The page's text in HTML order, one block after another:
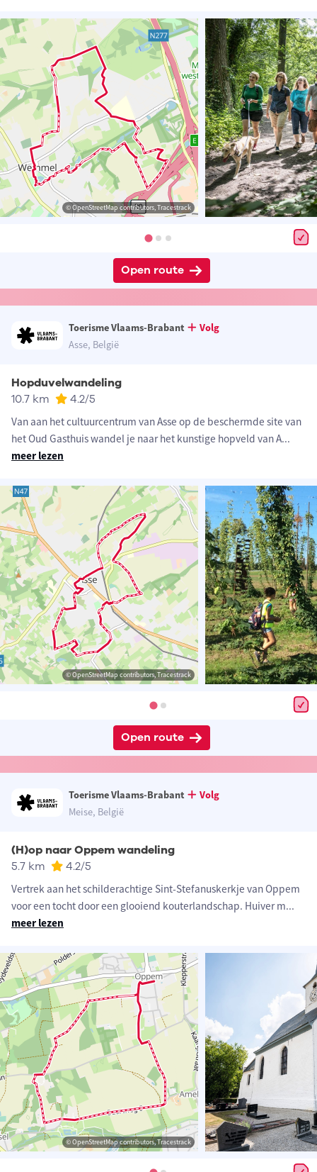
© OpenStreetMap contributors, Tracestrack
Open route
Toerisme Vlaams-Brabant
Volg
Asse, België
Hopduvelwandeling
10.7 km 4.2/5
Van aan het cultuurcentrum van Asse op de beschermde site van
het Oud Gasthuis wandel je naar het kunstige hopveld van A...
meer lezen
© OpenStreetMap contributors, Tracestrack
Open route
Toerisme Vlaams-Brabant
Volg
Meise, België
(H)op naar Oppem wandeling
5.7 km 4.2/5
Vertrek aan het schilderachtige Sint-Stefanuskerkje van Oppem
voor een tocht door een glooiend kouterlandschap. Huiver m...
meer lezen
© OpenStreetMap contributors, Tracestrack